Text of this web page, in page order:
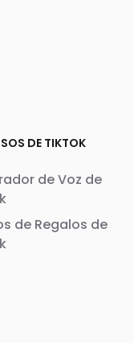
DE TIKTOK
de Voz de
de Regalos de